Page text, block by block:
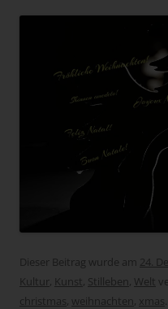
Dieser Beitrag wurde am 24.
Kultur, Kunst, Stilleben, Welt
christmas, weihnachten, xmas